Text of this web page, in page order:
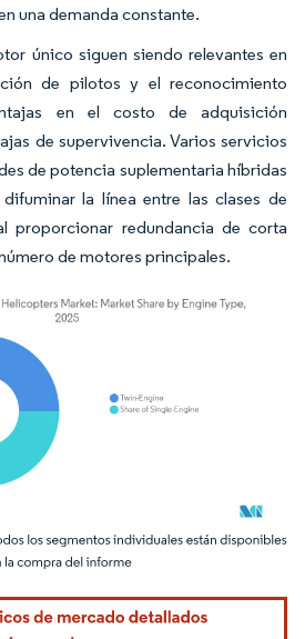
una demanda constante.
único siguen siendo relevantes en
de pilotos y el reconocimiento
en el costo de adquisición
de supervivencia. Varios servicios
de potencia suplementaria híbridas
la línea entre las clases de
proporcionar redundancia de corta
de motores principales.
El uso requiere atribución según CC BY 4.0.